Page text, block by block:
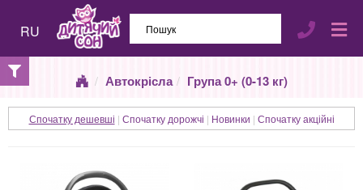
RU
Автокрісла Група 0+ (0-13 кг)
Спочатку дешевші | Спочатку дорожчі | Новинки | Спочатку акційні